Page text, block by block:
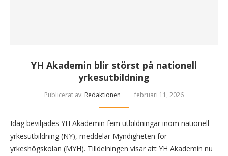
YH Akademin blir störst på nationell
yrkesutbildning
Publicerat av: Redaktionen februari 11, 2026
Idag beviljades YH Akademin fem utbildningar inom nationell
yrkesutbildning (NY), meddelar Myndigheten för
yrkeshögskolan (MYH). Tilldelningen visar att YH Akademin nu